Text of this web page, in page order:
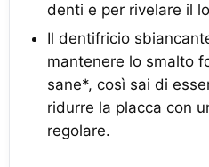
denti e per rivelare il
Il dentifricio
mantenere lo smalto
sane*, così sai di
ridurre la placca con
regolare.